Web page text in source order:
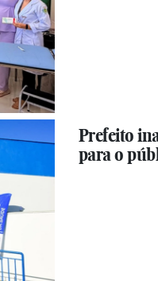
Prefeito
para o